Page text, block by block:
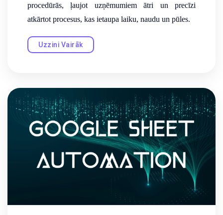
procedūrās, ļaujot uzņēmumiem ātri un precīzi
atkārtot procesus, kas ietaupa laiku, naudu un pūles.
Uzzini Vairāk